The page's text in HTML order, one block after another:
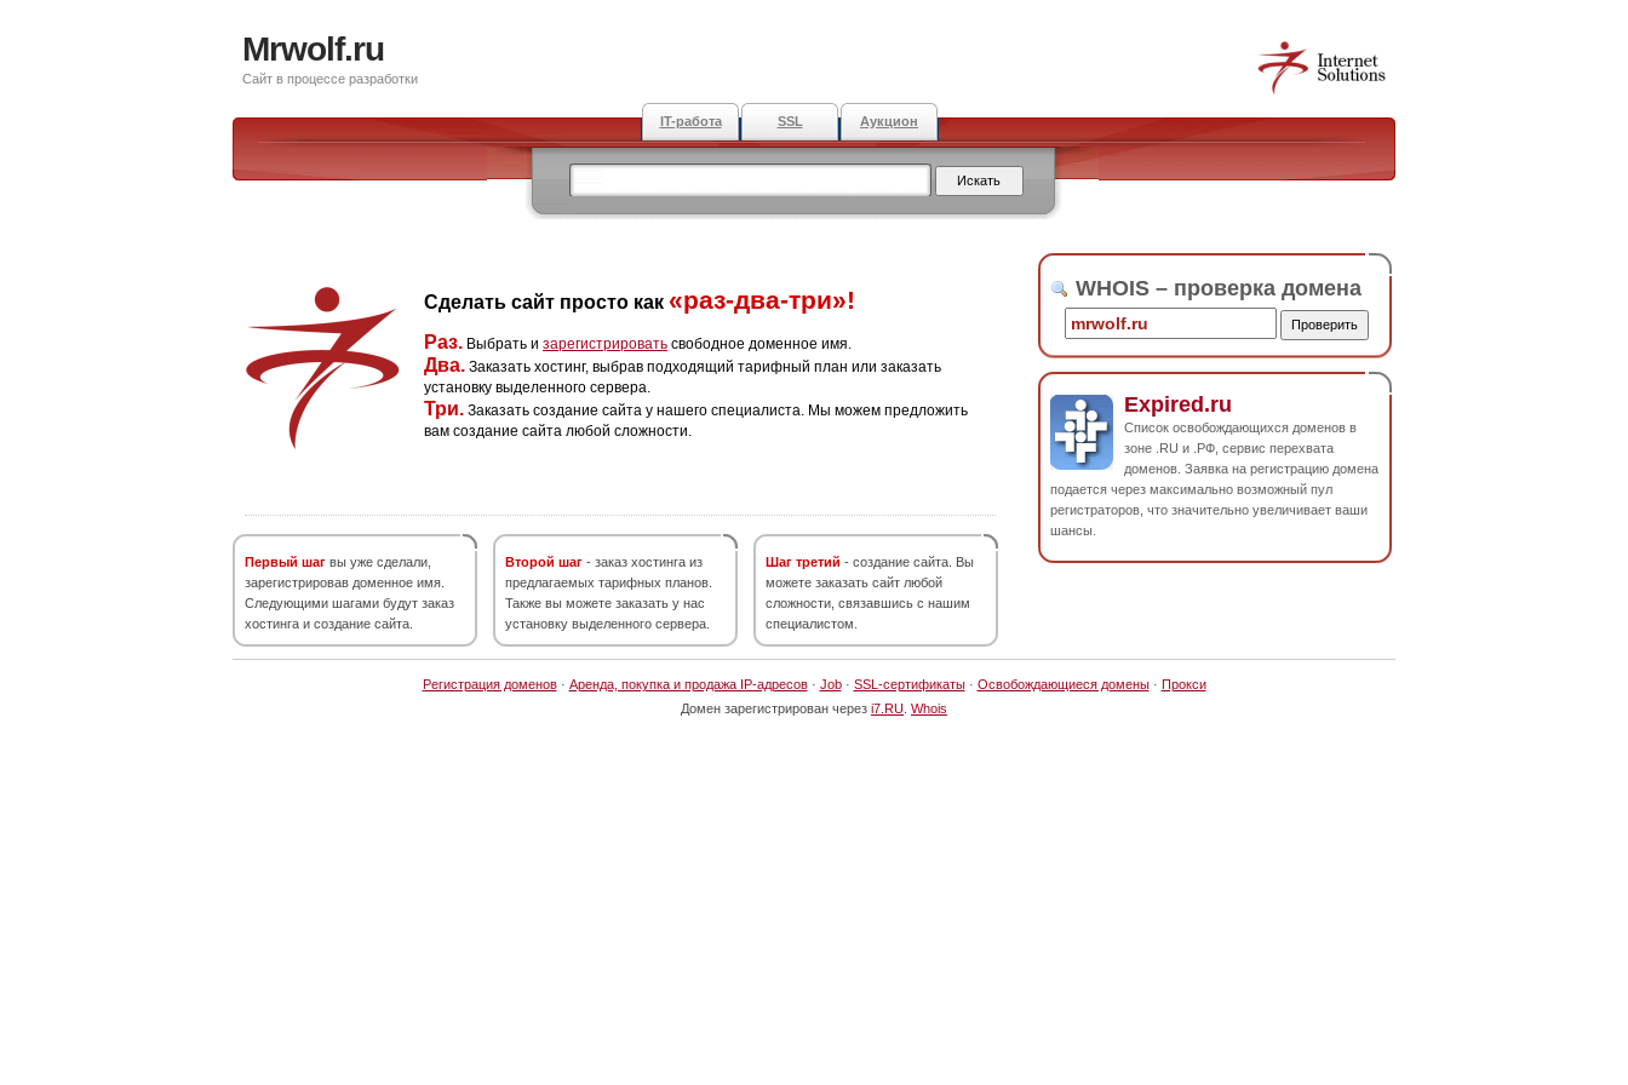
Mrwolf.ru
Сайт в процессе разработки
IT-работа SSL Аукцион
Сделать сайт просто как «раз-два-три»!
Раз. Выбрать и зарегистрировать свободное доменное имя.
Два. Заказать хостинг, выбрав подходящий тарифный план или заказать
установку выделенного сервера.
Три. Заказать создание сайта у нашего специалиста. Мы можем предложить
вам создание сайта любой сложности.
Первый шаг вы уже сделали,
зарегистрировав доменное имя.
Следующими шагами будут заказ
хостинга и создание сайта.
Второй шаг - заказ хостинга из
предлагаемых тарифных планов.
Также вы можете заказать у нас
установку выделенного сервера.
Шаг третий - создание сайта. Вы
можете заказать сайт любой
сложности, связавшись с нашим
специалистом.
WHOIS – проверка домена
Expired.ru
Список освобождающихся доменов в
зоне .RU и .РФ, сервис перехвата
доменов. Заявка на регистрацию домена
подается через максимально возможный пул
регистраторов, что значительно увеличивает ваши
шансы.
Регистрация доменов· Аренда, покупка и продажа IP-адресов· Job· SSL-сертификаты· Освобождающиеся домены· Прокси
Домен зарегистрирован через i7.RU Whois